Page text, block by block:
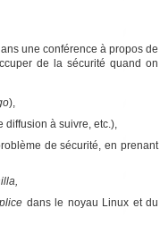
une conférence à propos de
de la sécurité quand on
),
diffusion à suivre, etc.),
de sécurité, en prenant
dans le noyau Linux et du